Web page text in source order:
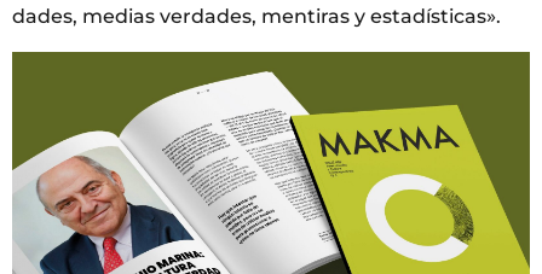
dades, medias verdades, mentiras y estadísticas».